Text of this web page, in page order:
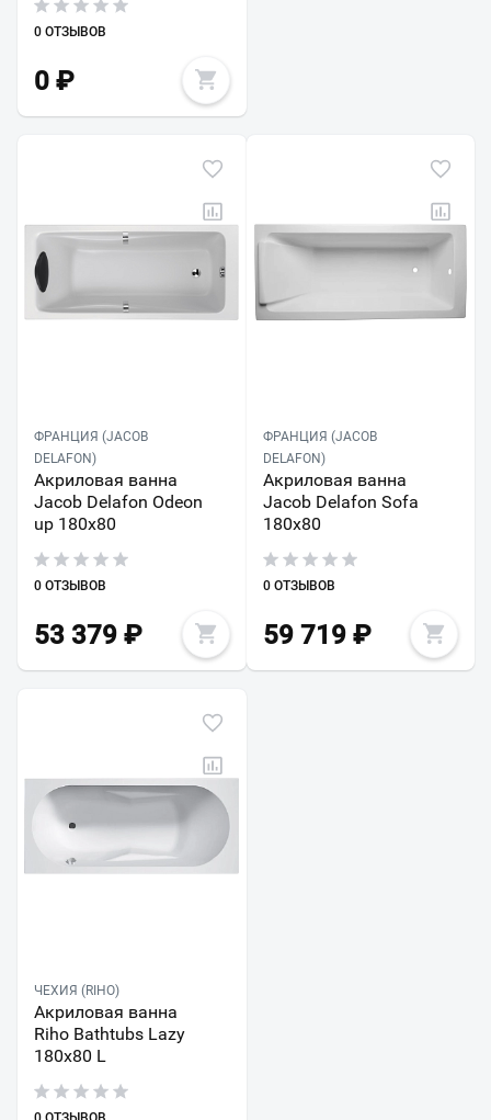
0 ОТЗЫВОВ
0 ₽
ФРАНЦИЯ (JACOB
DELAFON)
Акриловая ванна
Jacob Delafon Odeon
up 180x80
0 ОТЗЫВОВ
53 379 ₽
ФРАНЦИЯ (JACOB
DELAFON)
Акриловая ванна
Jacob Delafon Sofa
180x80
0 ОТЗЫВОВ
59 719₽
ЧЕХИЯ (RIHO)
Акриловая ванна
Riho Bathtubs Lazy
180х80 L